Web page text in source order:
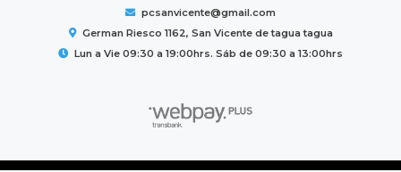
pcsanvicente@gmail.com
German Riesco 1162, San Vicente de tagua tagua
Lun a Vie 09:30 a 19:00hrs. Sáb de 09:30 a 13:00hrs